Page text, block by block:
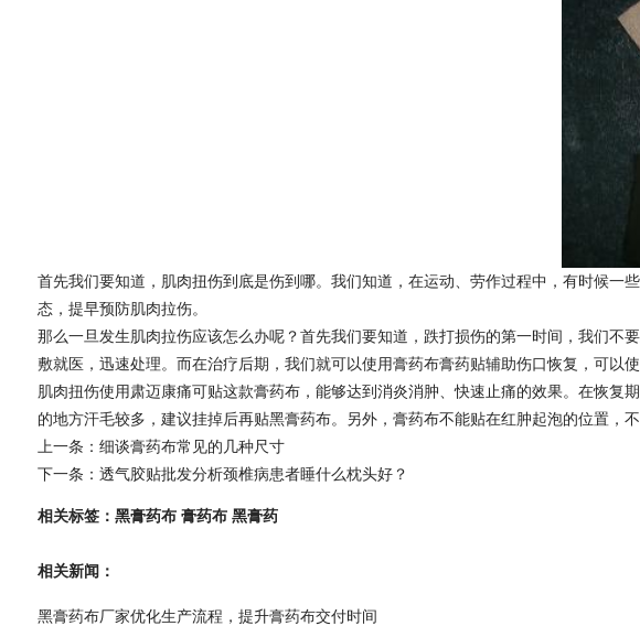
首先我们要知道，肌肉扭伤到底是伤到哪。我们知道，在运动、劳作过程中，有时候
态，提早预防肌肉拉伤。
那么一旦发生肌肉拉伤应该怎么办呢？首先我们要知道，跌打损伤的第一时间，我们
敷就医，迅速处理。而在治疗后期，我们就可以使用膏药布膏药贴辅助伤口恢复，可以使
肌肉扭伤使用肃迈康痛可贴这款膏药布，能够达到消炎消肿、快速止痛的效果。在恢
的地方汗毛较多，建议挂掉后再贴黑膏药布。另外，膏药布不能贴在红肿起泡的位置，不
上一条： 细谈膏药布常见的几种尺寸
下一条： 透气胶贴批发分析颈椎病患者睡什么枕头好？
相关标签： 黑膏药布 膏药布 黑膏药
相关新闻：
黑膏药布厂家优化生产流程，提升膏药布交付时间